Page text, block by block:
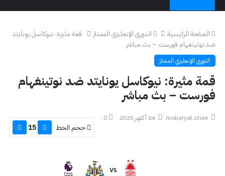
الصفحة الرئيسية الدوري الإنجليزي الممتاز
قمة مثيرة: نيوكاسل يونايتد
ضد نوتينغهام فورست – بث مباشر
الدوري الإنجليزي الممتاز
قمة مثيرة: نيوكاسل يونايتد ضد نوتينغهام
فورست – بث مباشر
mobaryat.store
0
حجم الخط 15